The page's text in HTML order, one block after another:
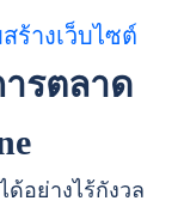
ร้างเว็บไซต์
รตลาด
ด้อย่างไร้กังวล